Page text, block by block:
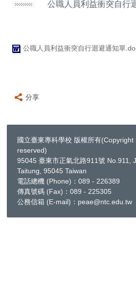
公職人員利益衝突自行
公職人員利益衝突自行迴避通知單
分享
國立臺東專科學校 版權所有
reserved)
95045 臺東市正氣北路911號 No.911,
Taitung, 95045 Taiwan
電話總機 (Phone)：089 - 226389
傳真號碼 (Fax)：089 - 225305
公務信箱 (E-mail)：peae@ntc.edu.tw